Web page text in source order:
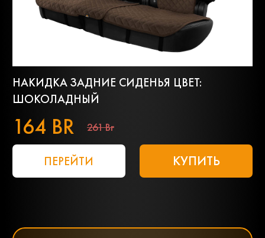
НАКИДКА ЗАДНИЕ СИДЕНЬЯ ЦВЕТ:
ШОКОЛАДНЫЙ
164 BR 261 Br
ПЕРЕЙТИ КУПИТЬ